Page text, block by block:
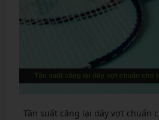
Tần suất căng lại dây vợt chuẩn